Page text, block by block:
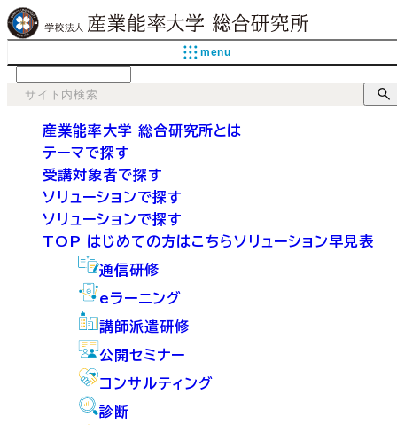
menu
産業能率大学 総合研究所とは
テーマで探す
受講対象者で探す
ソリューションで探す
ソリューションで探す
TOP はじめての方はこちらソリューション早見表
通信研修
eラーニング
講師派遣研修
公開セミナー
コンサルティング
診断